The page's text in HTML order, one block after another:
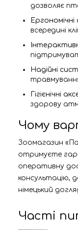
дозволяє
всередині
Надійні
Гігієнічні
здорову
Чому
Зоомагазин
отримуєте
оперативну
консультацію,
німецький
Часті